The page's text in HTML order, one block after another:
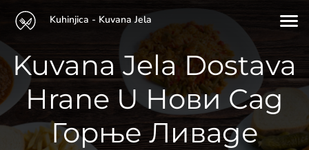
Kuhinjica - Kuvana Jela
Kuvana Jela Dostava
Hrane U Нови Сад
Горње Ливаде